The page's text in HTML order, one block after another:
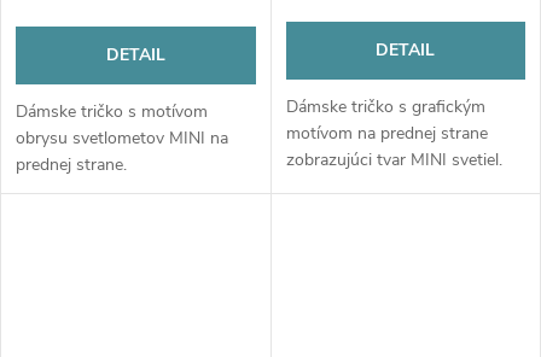
DETAIL
Dámske tričko s motívom
obrysu svetlometov MINI na
prednej strane.
DETAIL
Dámske tričko s grafickým
motívom na prednej strane
zobrazujúci tvar MINI svetiel.